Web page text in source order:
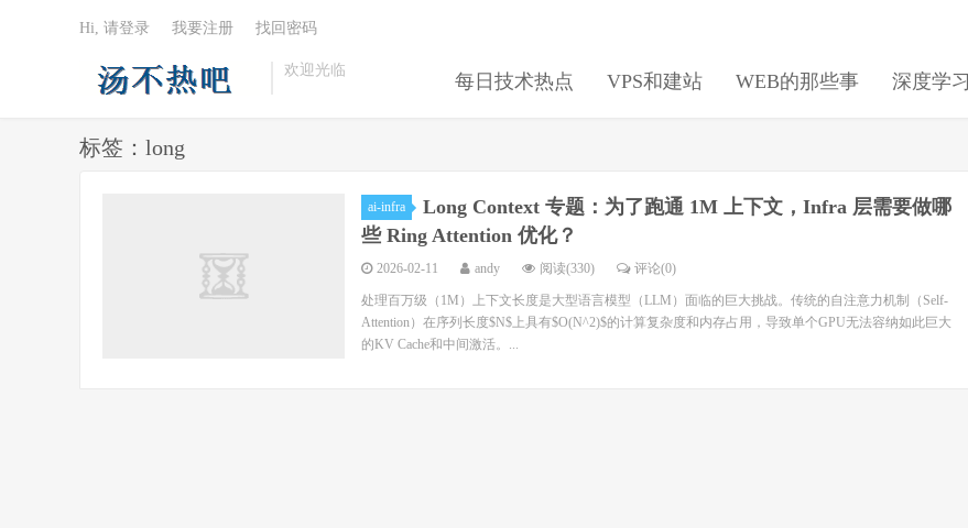
欢迎光临
每日技术热点 VPS和建站 WEB的那些事 深度学习
Hi, 请登录 我要注册 找回密码
标签：long
ai-infra
Long Context 专题：为了跑通 1M 上下文，Infra 层需要做哪
些 Ring Attention 优化？
2026-02-11 andy 阅读(330) 评论(0)
处理百万级（1M）上下文长度是大型语言模型（LLM）面临的巨大挑战。传统的自注意力机制（Self-
Attention）在序列长度$N$上具有$O(N^2)$的计算复杂度和内存占用，导致单个GPU无法容纳如此巨大
的KV Cache和中间激活。...